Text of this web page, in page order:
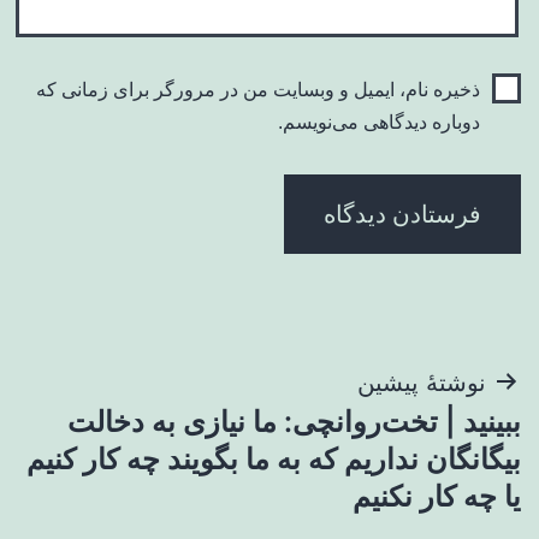
ذخیره نام، ایمیل و وبسایت من در مرورگر برای زمانی که
دوباره دیدگاهی می‌نویسم.
راهبری
نوشته
نوشتهٔ پیشین
ببینید | تخت‌روانچی: ما نیازی به دخالت
بیگانگان نداریم که به ما بگویند چه کار کنیم
یا چه کار نکنیم